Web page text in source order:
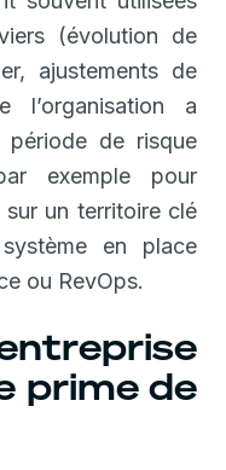
(évolution de
ajustements de
l’organisation a
de risque
exemple pour
un territoire clé
en place
ou RevOps.
prime de